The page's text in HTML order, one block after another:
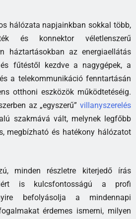
hálózata napjainkban sokkal több,
és konnektor véletlenszerű
háztartásokban az energiaellátás
fűtéstől kezdve a nagygépek, a
a telekommunikáció fenntartásán
otthoni eszközök működtetéséig.
az „egyszerű” villanyszerelés
szakmává vált, melynek legfőbb
megbízható és hatékony hálózatot
minden részletre kiterjedő írás
is kulcsfontosságú a profi
befolyásolja a mindennapi
érdemes ismerni, milyen